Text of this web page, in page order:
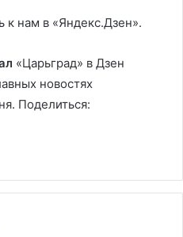
к нам в «Яндекс.Дзен».
«Царьград» в Дзен
новостях
Поделиться: